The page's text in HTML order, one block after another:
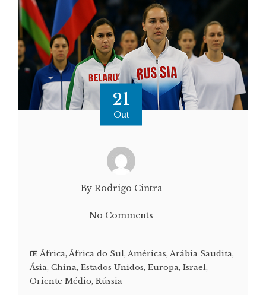
21
Out
By Rodrigo Cintra
No Comments
África, África do Sul, Américas, Arábia Saudita,
Ásia, China, Estados Unidos, Europa, Israel,
Oriente Médio, Rússia